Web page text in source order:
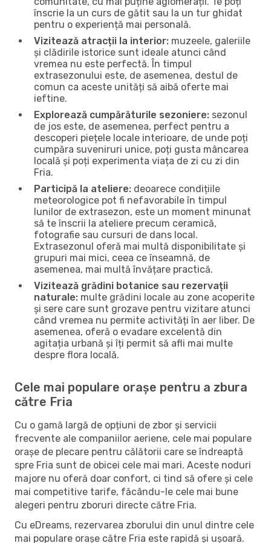
înscrie la un curs de gătit sau la un tur ghidat
pentru o experiență mai personală.
Vizitează atracții la interior: muzeele, galeriile
și clădirile istorice sunt ideale atunci când
vremea nu este perfectă. În timpul
extrasezonului este, de asemenea, destul de
comun ca aceste unități să aibă oferte mai
ieftine.
Explorează cumpărăturile sezoniere: sezonul
de jos este, de asemenea, perfect pentru a
descoperi piețele locale interioare, de unde poți
cumpăra suveniruri unice, poți gusta mâncarea
locală și poți experimenta viața de zi cu zi din
Fria.
Participă la ateliere: deoarece condițiile
meteorologice pot fi nefavorabile în timpul
lunilor de extrasezon, este un moment minunat
să te înscrii la ateliere precum ceramică,
fotografie sau cursuri de dans local.
Extrasezonul oferă mai multă disponibilitate și
grupuri mai mici, ceea ce înseamnă, de
asemenea, mai multă învățare practică.
Vizitează grădini botanice sau rezervații
naturale: multe grădini locale au zone acoperite
și sere care sunt grozave pentru vizitare atunci
când vremea nu permite activități în aer liber. De
asemenea, oferă o evadare excelentă din
agitația urbană și îți permit să afli mai multe
despre flora locală.
Cele mai populare orașe pentru a zbura
către Fria
Cu o gamă largă de opțiuni de zbor și servicii
frecvente ale companiilor aeriene, cele mai populare
orașe de plecare pentru călătorii care se îndreaptă
spre Fria sunt de obicei cele mai mari. Aceste noduri
majore nu oferă doar confort, ci tind să ofere și cele
mai competitive tarife, făcându-le cele mai bune
alegeri pentru zboruri directe către Fria.
Cu eDreams, rezervarea zborului din unul dintre cele
mai populare orașe către Fria este rapidă și ușoară.